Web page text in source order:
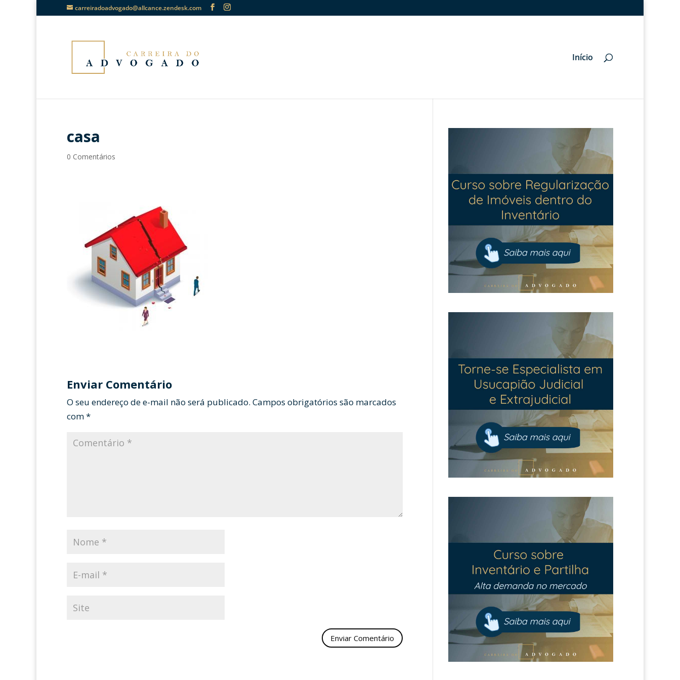
carreiradoadvogado@allcance.zendesk.com
Início
casa
0 Comentários
Enviar Comentário
O seu endereço de e-mail não será publicado. Campos obrigatórios são marcados
com*